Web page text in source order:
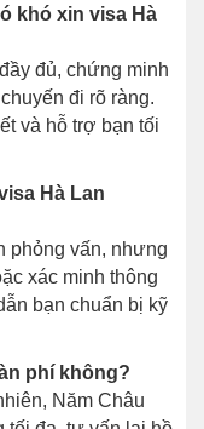
khó xin visa Hà
đủ, chứng minh
đi rõ ràng.
và hỗ trợ bạn tối
Hà Lan
phỏng vấn, nhưng
xác minh thông
bạn chuẩn bị kỹ
phí không?
Năm Châu